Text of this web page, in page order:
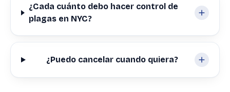
¿Cada cuánto debo hacer control de
plagas en NYC?
¿Puedo cancelar cuando quiera?